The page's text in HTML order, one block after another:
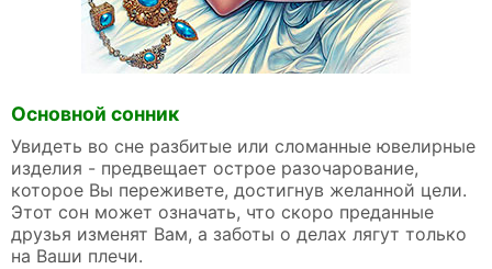
Основной сонник
Увидеть во сне разбитые или сломанные ювелирные
изделия - предвещает острое разочарование,
которое Вы переживете, достигнув желанной цели.
Этот сон может означать, что скоро преданные
друзья изменят Вам, а заботы о делах лягут только
на Ваши плечи.